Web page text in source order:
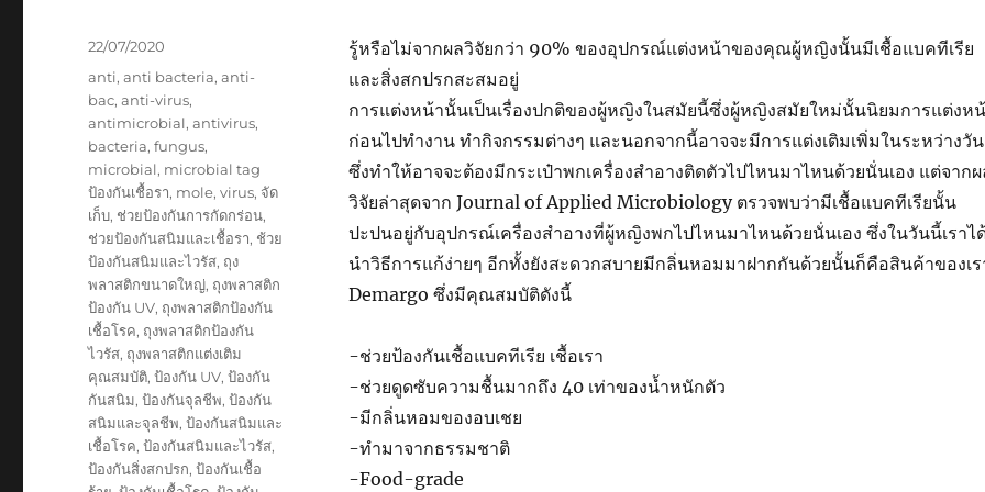
รู้หรือไม่จากผลวิจัยกว่า 90% ของอุปกรณ์แต่งหน้าของคุณผู้หญิงนั้นมีเชื้อแบคทีเรีย
และสิ่งสกปรกสะสมอยู่
การแต่งหน้านั้นเป็นเรื่องปกติของผู้หญิงในสมัยนี้ซึ่งผู้หญิงสมัยใหม่นั้นนิยมการแต่งห
ก่อนไปทำงาน ทำกิจกรรมต่างๆ และนอกจากนี้อาจจะมีการแต่งเติมเพิ่มในระหว่างวัน
ซึ่งทำให้อาจจะต้องมีกระเป๋าพกเครื่องสำอางติดตัวไปไหนมาไหนด้วยนั่นเอง แต่จากผ
วิจัยล่าสุดจาก Journal of Applied Microbiology ตรวจพบว่ามีเชื้อแบคทีเรียนั้น
ปะปนอยู่กับอุปกรณ์เครื่องสำอางที่ผู้หญิงพกไปไหนมาไหนด้วยนั่นเอง ซึ่งในวันนี้เราไ
นำวิธีการแก้ง่ายๆ อีกทั้งยังสะดวกสบายมีกลิ่นหอมมาฝากกันด้วยนั้นก็คือสินค้าของเร
Demargo ซึ่งมีคุณสมบัติดังนี้
-ช่วยป้องกันเชื้อแบคทีเรีย เชื้อเรา
-ช่วยดูดซับความชื้นมากถึง 40 เท่าของน้ำหนักตัว
-มีกลิ่นหอมของอบเชย
-ทำมาจากธรรมชาติ
-Food-grade
Posted
22/07/2020
Tags
anti,anti bacteria,anti-
bac,anti-virus,
antimicrobial,antivirus,
bacteria,fungus,
microbial, microbial tag
ป้องกันเชื้อรา, mole,virus, จัด
เก็บ, ช่วยป้องกันการกัดกร่อน,
ช่วยป้องกันสนิมและเชื้อรา, ช้วย
ป้องกันสนิมและไวรัส, ถุง
พลาสติกขนาดใหญ่, ถุงพลาสติก
ป้องกัน UV, ถุงพลาสติกป้องกัน
เชื้อโรค, ถุงพลาสติกป้องกัน
ไวรัส, ถุงพลาสติกแต่งเติม
คุณสมบัติ,ป้องกัน UV,ป้องกัน
กันสนิม,ป้องกันจุลชีพ,ป้องกัน
สนิมและจุลชีพ,ป้องกันสนิมและ
เชื้อโรค,ป้องกันสนิมและไวรัส,
ป้องกันสิ่งสกปรก,ป้องกันเชื้อ